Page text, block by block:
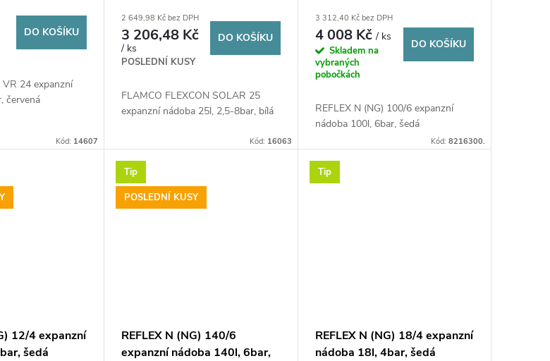
DO KOŠÍKU
24 expanzní
červená
Kód: 14607
2 649,98 Kč bez DPH
3 206,48 Kč
/ ks
POSLEDNÍ KUSY
DO KOŠÍKU
FLAMCO FLEXCON SOLAR 25
expanzní nádoba 25l, 2,5-8bar, bílá
Kód: 16063
3 312,40 Kč bez DPH
4 008 Kč/ ks
Skladem na
vybraných
pobočkách
DO KOŠÍKU
REFLEX N (NG) 100/6 expanzní
nádoba 100l, 6bar, šedá
Kód: 8216300.
12/4 expanzní
šedá
Tip
POSLEDNÍ KUSY
REFLEX N (NG) 140/6
expanzní nádoba 140l, 6bar,
Tip
REFLEX N (NG) 18/4 expanzní
nádoba 18l, 4bar, šedá